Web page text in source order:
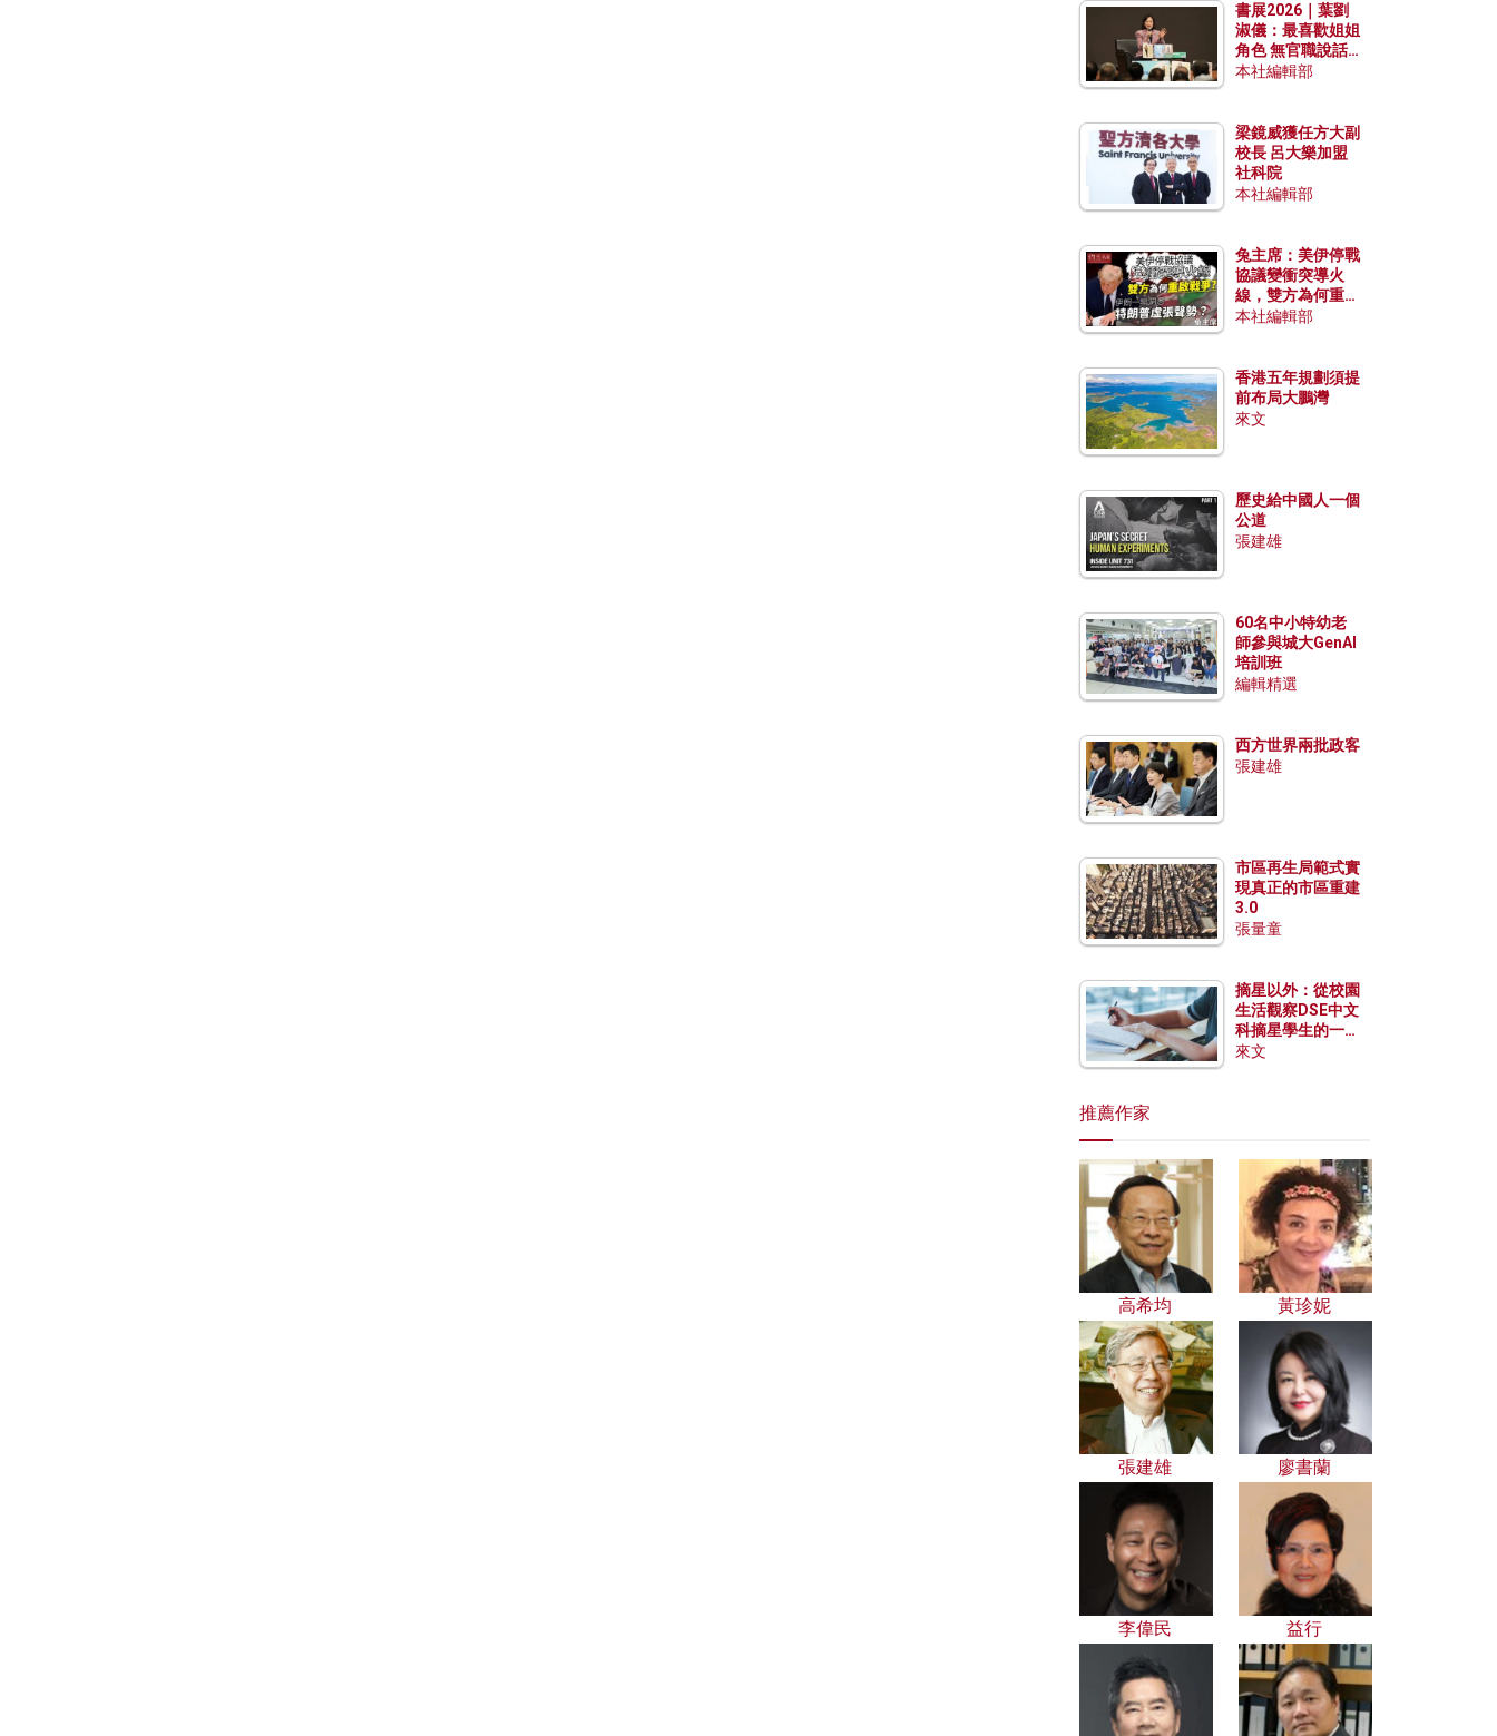
書展2026｜葉劉
淑儀：最喜歡姐姐
角色 無官職說話
包袱少
本社編輯部
梁鏡威獲任方大副
校長 呂大樂加盟
社科院
本社編輯部
兔主席：美伊停戰
協議變衝突導火
線，雙方為何重啟
戰爭？伊朗一早洞
本社編輯部
香港五年規劃須提
前布局大鵬灣
來文
歷史給中國人一個
公道
張建雄
60名中小特幼老
師參與城大GenAI
培訓班
編輯精選
西方世界兩批政客
張建雄
市區再生局範式實
現真正的市區重建
3.0
張量童
摘星以外：從校園
生活觀察DSE中文
科摘星學生的一點
特質
來文
推薦作家
高希均 黃珍妮
張建雄 廖書蘭
李偉民 益行